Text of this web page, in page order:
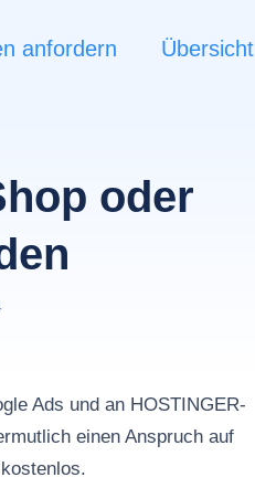
anfordern Übersicht
oder
Ads und an HOSTINGER-
einen Anspruch auf